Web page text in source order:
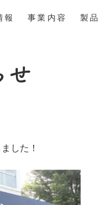
報 事業内容 製品
せ
した！